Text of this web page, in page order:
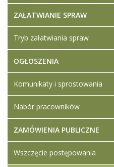
ZAŁATWIANIE SPRAW
Tryb załatwiania spraw
OGŁOSZENIA
Komunikaty i sprostowania
Nabór pracowników
ZAMÓWIENIA PUBLICZNE
Wszczęcie postępowania